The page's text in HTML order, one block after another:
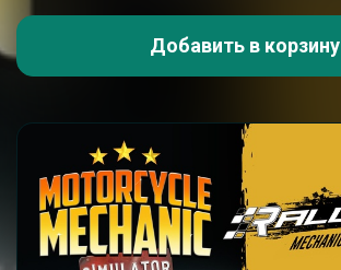
Добавить в корзину